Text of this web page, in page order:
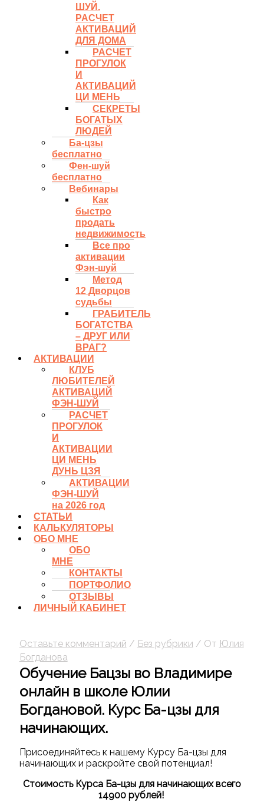
ШУЙ.
РАСЧЕТ
АКТИВАЦИЙ
ДЛЯ ДОМА
РАСЧЕТ
ПРОГУЛОК
И
АКТИВАЦИЙ
ЦИ МЕНЬ
СЕКРЕТЫ
БОГАТЫХ
ЛЮДЕЙ
Ба-цзы
бесплатно
Фен-шуй
бесплатно
Вебинары
Как
быстро
продать
недвижимость
Все про
активации
Фэн-шуй
Метод
12 Дворцов
судьбы
ГРАБИТЕЛЬ
БОГАТСТВА
– ДРУГ ИЛИ
ВРАГ?
АКТИВАЦИИ
КЛУБ
ЛЮБИТЕЛЕЙ
АКТИВАЦИЙ
ФЭН-ШУЙ
РАСЧЕТ
ПРОГУЛОК
И
АКТИВАЦИИ
ЦИ МЕНЬ
ДУНЬ ЦЗЯ
АКТИВАЦИИ
ФЭН-ШУЙ
на 2026 год
СТАТЬИ
КАЛЬКУЛЯТОРЫ
ОБО МНЕ
ОБО
МНЕ
КОНТАКТЫ
ПОРТФОЛИО
ОТЗЫВЫ
ЛИЧНЫЙ КАБИНЕТ
Оставьте комментарий / Без рубрики / От Юлия
Богданова
Обучение Бацзы во Владимире
онлайн в школе Юлии
Богдановой. Курс Ба-цзы для
начинающих.
Присоединяйтесь к нашему Курсу Ба-цзы для
начинающих и раскройте свой потенциал!
Стоимость Курса Ба-цзы для начинающих всего
14900 рублей!